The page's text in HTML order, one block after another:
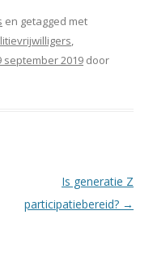
en getagged met
,
september 2019 door
Is generatie Z
participatiebereid? →